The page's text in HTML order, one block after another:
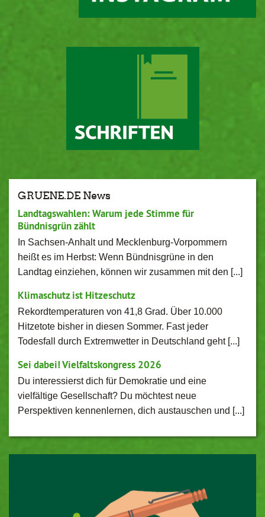
GRUENE.DE News
Landtagswahlen: Warum jede Stimme für
Bündnisgrün zählt
In Sachsen-Anhalt und Mecklenburg-Vorpommern
heißt es im Herbst: Wenn Bündnisgrüne in den
Landtag einziehen, können wir zusammen mit den [...]
Klimaschutz ist Hitzeschutz
Rekordtemperaturen von 41,8 Grad. Über 10.000
Hitzetote bisher in diesen Sommer. Fast jeder
Todesfall durch Extremwetter in Deutschland geht [...]
Sei dabei! Vielfaltskongress 2026
Du interessierst dich für Demokratie und eine
vielfältige Gesellschaft? Du möchtest neue
Perspektiven kennenlernen, dich austauschen und [...]